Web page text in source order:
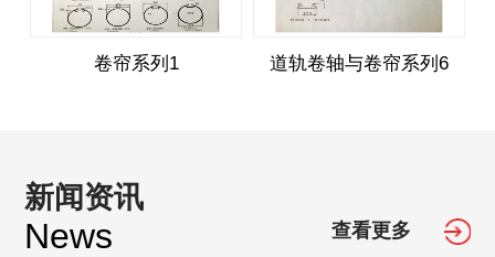
卷帘系列1 道轨卷轴与卷帘系列6
新闻资讯
News 查看更多